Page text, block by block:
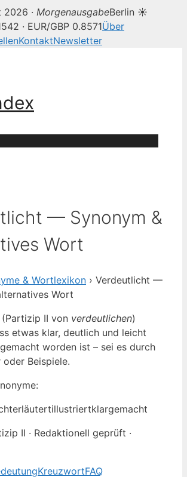
2026 · MorgenausgabeBerlin ☀
· EUR/GBP 0.8571Über
KontaktNewsletter
— Synonym &
Wort
& Wortlexikon › Verdeutlicht —
Wort
(Partizip II von verdeutlichen)
etwas klar, deutlich und leicht
worden ist – sei es durch
Beispiele.
erläutertillustriertklargemacht
II · Redaktionell geprüft ·
KreuzwortFAQ